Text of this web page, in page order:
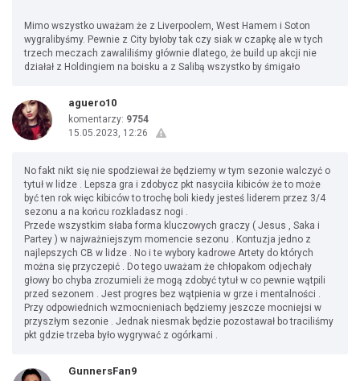
Mimo wszystko uważam że z Liverpoolem, West Hamem i Soton
wygralibyśmy. Pewnie z City byłoby tak czy siak w czapkę ale w tych
trzech meczach zawaliliśmy głównie dlatego, że build up akcji nie
działał z Holdingiem na boisku a z Salibą wszystko by śmigało
aguero10
komentarzy: 9754
15.05.2023, 12:26
No fakt nikt się nie spodziewał że będziemy w tym sezonie walczyć o
tytuł w lidze . Lepsza gra i zdobycz pkt nasyciła kibiców że to może
być ten rok więc kibiców to trochę boli kiedy jesteś liderem przez 3/4
sezonu a na końcu rozkladasz nogi .
Przede wszystkim słaba forma kluczowych graczy ( Jesus , Saka i
Partey ) w najważniejszym momencie sezonu . Kontuzja jedno z
najlepszych CB w lidze . No i te wybory kadrowe Artety do których
można się przyczepić . Do tego uważam że chłopakom odjechały
głowy bo chyba zrozumieli że mogą zdobyć tytuł w co pewnie wątpili
przed sezonem . Jest progres bez wątpienia w grze i mentalności .
Przy odpowiednich wzmocnieniach będziemy jeszcze mocniejsi w
przyszłym sezonie . Jednak niesmak będzie pozostawał bo traciliśmy
pkt gdzie trzeba było wygrywać z ogórkami .
GunnersFan9